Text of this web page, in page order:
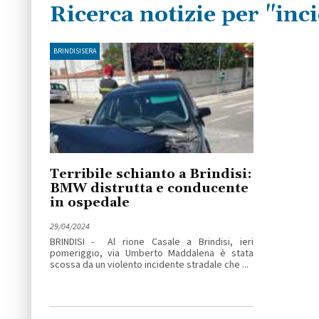
Ricerca notizie per
BRINDISISERA
Terribile schianto a Brindisi:
BMW distrutta e conducente
in ospedale
29/04/2024
BRINDISI - Al rione Casale a Brindisi, ieri
pomeriggio, via Umberto Maddalena è stata
scossa da un violento incidente stradale che ...